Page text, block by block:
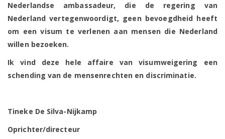
Nederlandse ambassadeur, die de regering van
Nederland vertegenwoordigt, geen bevoegdheid heeft
om een ​​visum te verlenen aan mensen die Nederland
willen bezoeken.
Ik vind deze hele affaire van visumweigering een
schending van de mensenrechten en discriminatie.
Tineke De Silva-Nijkamp
Oprichter/directeur